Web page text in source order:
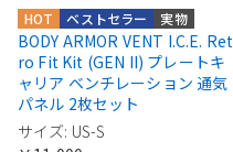
実物
ベストセラー
HOT
BODY ARMOR VENT I.C.E. Ret
ro Fit Kit (GEN II) プレートキ
ャリア ベンチレーション 通気
パネル 2枚セット
サイズ: US-S